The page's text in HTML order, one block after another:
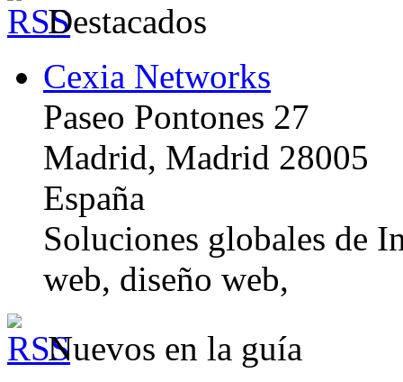
Destacados
Cexia Networks
Paseo Pontones 27
Madrid, Madrid 28005
España
Soluciones globales de
web, diseño web,
Nuevos en la guía